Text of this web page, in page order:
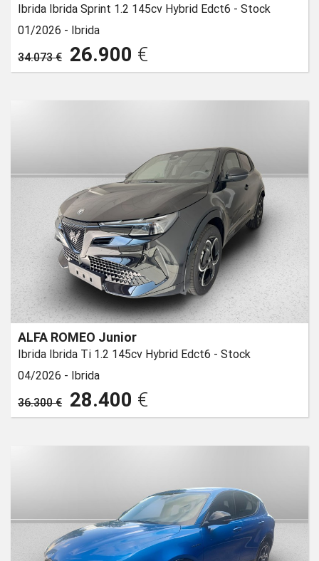
Ibrida Ibrida Sprint 1.2 145cv Hybrid Edct6 - Stock
01/2026 - Ibrida
34.073 €
26.900 €
ALFA ROMEO Junior
Ibrida Ibrida Ti 1.2 145cv Hybrid Edct6 - Stock
04/2026 -
Ibrida
36.300 €
28.400 €